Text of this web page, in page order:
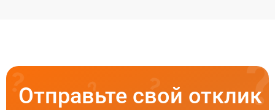
Отправьте свой отклик